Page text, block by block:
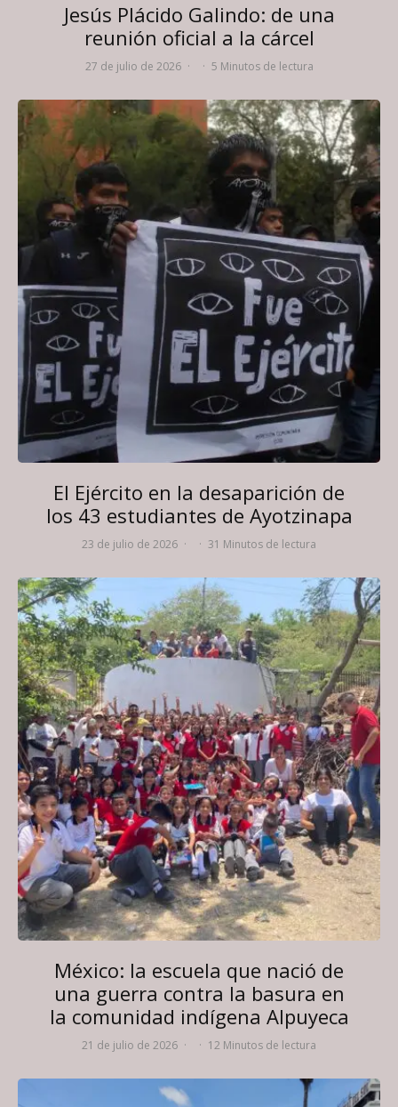
Jesús Plácido Galindo: de una
reunión oficial a la cárcel
27 de julio de 2026 · · 5 Minutos de lectura
El Ejército en la desaparición de
los 43 estudiantes de Ayotzinapa
23 de julio de 2026 · · 31 Minutos de lectura
México: la escuela que nació de
una guerra contra la basura en
la comunidad indígena Alpuyeca
21 de julio de 2026 · · 12 Minutos de lectura